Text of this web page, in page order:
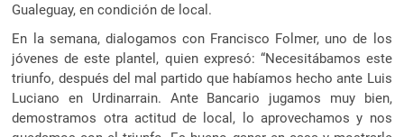
Gualeguay, en condición de local.
En la semana, dialogamos con Francisco Folmer, uno de los
jóvenes de este plantel, quien expresó: “Necesitábamos este
triunfo, después del mal partido que habíamos hecho ante Luis
Luciano en Urdinarrain. Ante Bancario jugamos muy bien,
demostramos otra actitud de local, lo aprovechamos y nos